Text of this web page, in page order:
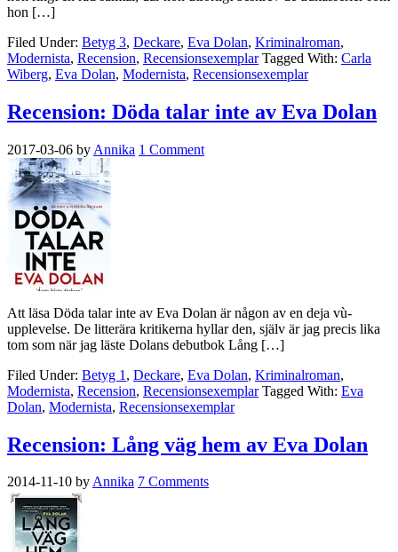
hon […]
Filed Under: Betyg 3, Deckare, Eva Dolan, Kriminalroman,
Modernista, Recension, Recensionsexemplar Tagged With: Carla
Wiberg, Eva Dolan, Modernista, Recensionsexemplar
Recension: Döda talar inte av Eva Dolan
2017-03-06 by Annika 1 Comment
Att läsa Döda talar inte av Eva Dolan är någon av en deja vù-
upplevelse. De litterära kritikerna hyllar den, själv är jag precis lika
tom som när jag läste Dolans debutbok Lång […]
Filed Under: Betyg 1 , Deckare, Eva Dolan, Kriminalroman,
Modernista, Recension, Recensionsexemplar Tagged With: Eva
Dolan, Modernista, Recensionsexemplar
Recension: Lång väg hem av Eva Dolan
2014-11-10 byAnnika 7 Comments